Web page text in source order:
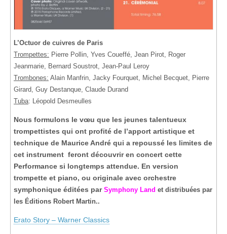
L’Octuor de cuivres de Paris
Trompettes: Pierre Pollin, Yves Coueffé, Jean Pirot, Roger
Jeanmarie, Bernard Soustrot, Jean-Paul Leroy
Trombones: Alain Manfrin, Jacky Fourquet, Michel Becquet, Pierre
Girard, Guy Destanque, Claude Durand
Tuba: Léopold Desmeulles
Nous formulons le vœu que les jeunes talentueux
trompettistes qui ont profité de l’apport artistique et
technique de Maurice André qui a repoussé les limites de
cet instrument feront découvrir en concert cette
Performance si longtemps attendue. En version
trompette et piano, ou originale avec orchestre
symphonique éditées par Symphony Land et distribuées par
les Éditions Robert Martin..
Erato Story – Warner Classics